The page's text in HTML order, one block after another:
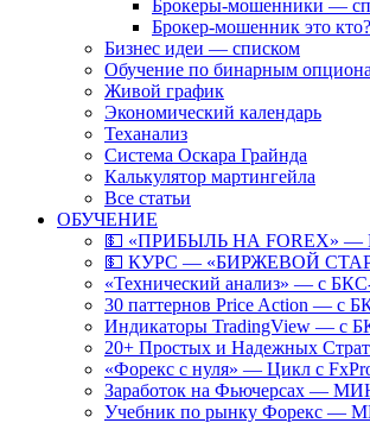
Брокеры-мошенники —
Брокер-мошенник это кто?
Бизнес идеи — списком
Обучение по бинарным
Живой график
Экономический календарь
Теханализ
Система Оскара Грайнда
Калькулятор мартингейла
Все статьи
ОБУЧЕНИЕ
💵 «ПРИБЫЛЬ НА FOREX» —
💵 КУРС — «БИРЖЕВОЙ
«Технический анализ» — с
30 паттернов Price Action — с
Индикаторы TradingView — с
20+ Простых и Надежных
«Форекс с нуля» — Цикл с
Заработок на Фьючерсах —
Учебник по рынку Форекс —